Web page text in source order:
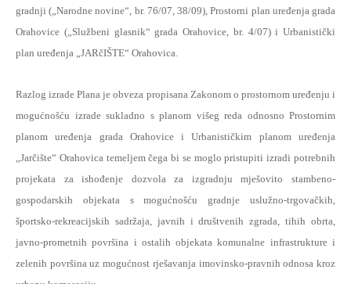
gradnji („Narodne novine“, br. 76/07, 38/09), Prostorni plan uređenja grada
Orahovice („Službeni glasnik“ grada Orahovice, br. 4/07) i Urbanistički
plan uređenja „JARčIŠTE“ Orahovica.
Razlog izrade Plana je obveza propisana Zakonom o prostornom uređenju i
mogućnošću izrade sukladno s planom višeg reda odnosno Prostornim
planom uređenja grada Orahovice i Urbanističkim planom uređenja
„Jarčište“ Orahovica temeljem čega bi se moglo pristupiti izradi potrebnih
projekata za ishođenje dozvola za izgradnju mješovito stambeno-
gospodarskih objekata s mogućnošću gradnje uslužno-trgovačkih,
športsko-rekreacijskih sadržaja, javnih i društvenih zgrada, tihih obrta,
javno-prometnih površina i ostalih objekata komunalne infrastrukture i
zelenih površina uz mogućnost rješavanja imovinsko-pravnih odnosa kroz